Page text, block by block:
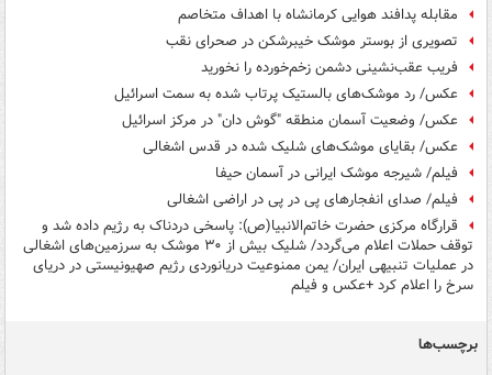
مقابله پدافند هوایی کرمانشاه با اهداف متخاصم
تصویری از بوستر موشک خیبرشکن در صحرای نقب
فریب عقب‌نشینی دشمن زخم‌خورده را نخورید
عکس/ رد موشک‌های بالستیک پرتاب شده به سمت اسرائیل
عکس/ وضعیت آسمان منطقه "گوش دان" در مرکز اسرائیل
عکس/ بقایای موشک‌های شلیک شده در قدس اشغالی
فیلم/ شیرجه موشک ایرانی در آسمان حیفا
فیلم/ صدای انفجارهای پی در پی در اراضی اشغالی
قرارگاه مرکزی حضرت خاتم‌الانبیا(ص): پاسخی دردناک به رژیم داده شد و
توقف حملات اعلام می‌گردد/ شلیک بیش از ۳۰ موشک به سرزمین‌های اشغالی
در عملیات تنبیهی ایران/ یمن ممنوعیت دریانوردی رژیم صهیونیستی در دریای
سرخ را اعلام کرد +عکس و فیلم
برچسب‌ها